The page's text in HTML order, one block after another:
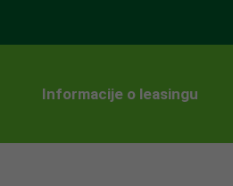
Informacije o leasingu